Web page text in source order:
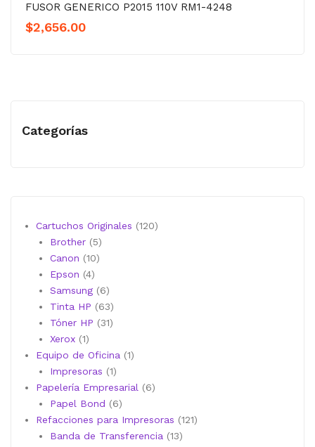
FUSOR GENERICO P2015 110V RM1-4248
$2,656.00
Categorías
Cartuchos Originales 120120
Brother 55
productos
Canon 1010
Epson 44
productos
Samsung 66
productos
Tinta HP 6363
productos
Tóner HP 3131
Xerox 11
producto
Equipo de Oficina 11
Impresoras 11
producto
Papelería Empresarial 66
Papel Bond 66
productos
Refacciones para Impresoras 121121
Banda de Transferencia 1313